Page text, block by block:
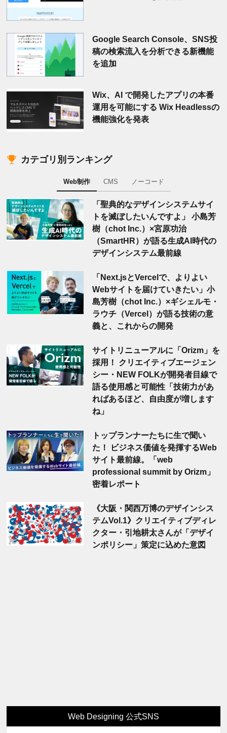
Google Search Console、SNS投
稿の検索流入を分析できる新機能
を追加
Wix、AI で開発したアプリの本番
運用を可能にする Wix Headlessの
機能強化を発表
カテゴリ別ランキング
Web制作 CMS ノーコード
「聖典的なデザインシステムサイ
トを滅ぼしたいんですよ」 小島芳
樹（chot Inc.）×宮原功治
（SmartHR）が語る生成AI時代の
デザインシステム最前線
「Next.jsとVercelで、よりよい
Webサイトを届けていきたい」小
島芳樹（chot Inc.）×ギシェルモ・
ラウチ（Vercel）が語る技術の意
義と、これからの開発
サイトリニューアルに「Orizm」を
採用！ クリエイティブエージェン
シー・NEW FOLKが開発者目線で
語る使用感と可能性「技術力があ
ればあるほど、自由度が増します
ね」
トップランナーたちに生で聞い
た！ ビジネス価値を発揮するWeb
サイト最前線。「web
professional summit by Orizm」
密着レポート
《大阪・関西万博のデザインシス
テムVol.1》クリエイティブディレ
クター・引地耕太さんが「デザイ
ンポリシー」策定に込めた意図
Web Designing 公式SNS